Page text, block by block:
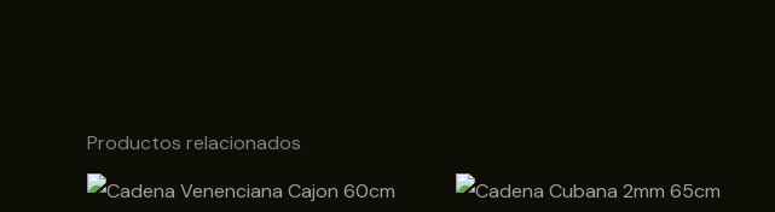
Productos relacionados